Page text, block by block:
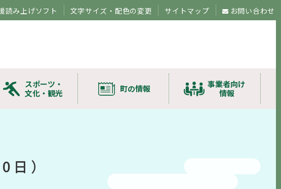
読み上げソフト 文字サイズ・配色の変更 サイトマップ お問い合わせ
スポーツ・
文化・観光
町の情報
事業者向け
情報
）